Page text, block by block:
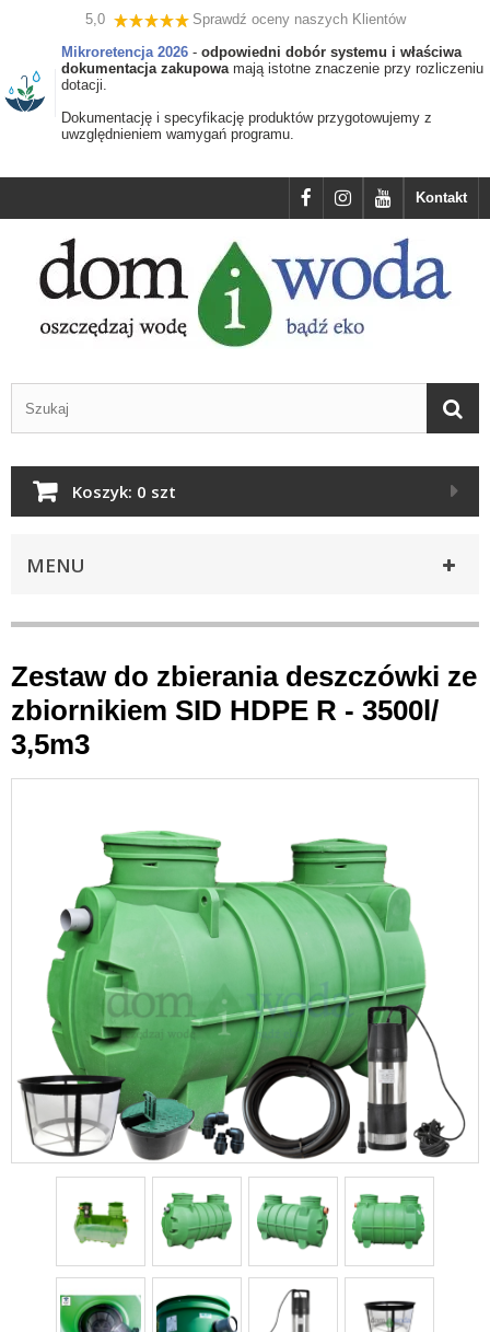
5,0
Sprawdź oceny naszych Klientów
Mikroretencja 2026 - odpowiedni dobór systemu i właściwa
dokumentacja zakupowamają istotne znaczenie przy rozliczeniu
dotacji.
Dokumentację i specyfikację produktów przygotowujemy z
uwzględnieniem wamygań programu.
Kontakt
Koszyk: 0 szt
MENU
Zestaw do zbierania deszczówki ze
zbiornikiem SID HDPE R - 3500l/
3,5m3